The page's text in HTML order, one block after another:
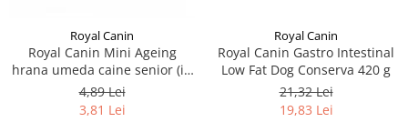
Royal Canin
Royal Canin Mini Ageing
hrana umeda caine senior (in
sos), 1 x 85 g
4,89 Lei
3,81 Lei
Royal Canin
Royal Canin Gastro Intestinal
Low Fat Dog Conserva 420 g
21,32 Lei
19,83 Lei